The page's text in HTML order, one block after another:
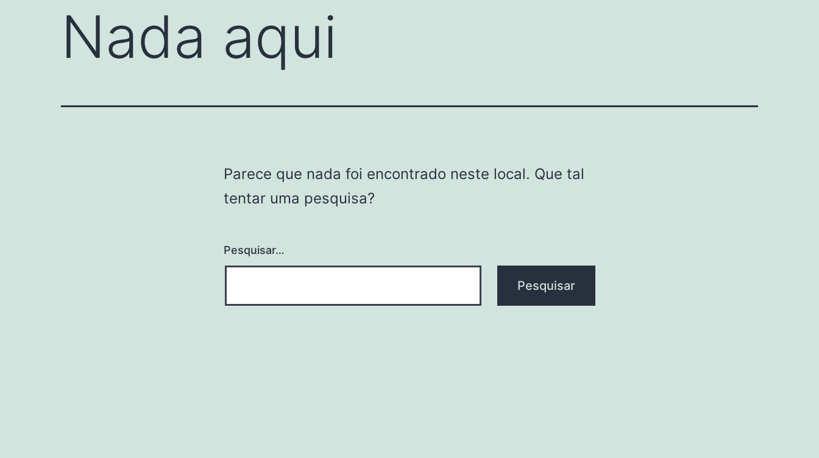
Nada aqui
Parece que nada foi encontrado neste local. Que tal
tentar uma pesquisa?
Pesquisar…